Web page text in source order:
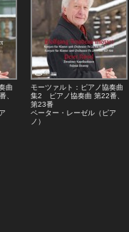
曲
、
モーツァルト：ピアノ協奏曲
集2 ピアノ協奏曲 第22番、
第23番
ペーター・レーゼル（ピア
ノ）